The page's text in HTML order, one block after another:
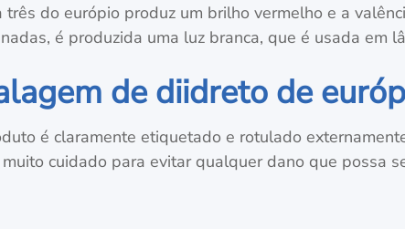
três do európio produz um brilho vermelho e a
é produzida uma luz branca, que é usada em
de diidreto de
é claramente etiquetado e rotulado
cuidado para evitar qualquer dano que possa